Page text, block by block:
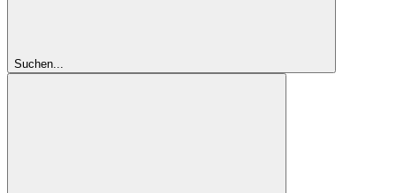
Suchen...